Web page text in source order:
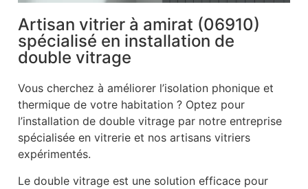
Artisan vitrier à amirat (06910)
spécialisé en installation de
double vitrage
Vous cherchez à améliorer l’isolation phonique et
thermique de votre habitation ? Optez pour
l’installation de double vitrage par notre entreprise
spécialisée en vitrerie et nos artisans vitriers
expérimentés.
Le double vitrage est une solution efficace pour